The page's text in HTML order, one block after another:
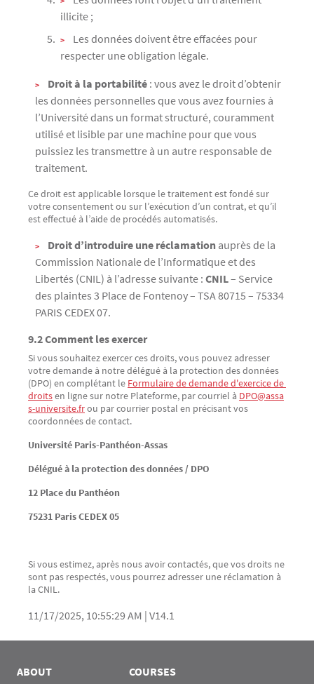
illicite ;
Les données doivent être effacées pour
respecter une obligation légale.
Droit à la portabilité : vous avez le droit d’obtenir
les données personnelles que vous avez fournies à
l’Université dans un format structuré, couramment
utilisé et lisible par une machine pour que vous
puissiez les transmettre à un autre responsable de
traitement.
Ce droit est applicable lorsque le traitement est fondé sur
votre consentement ou sur l’exécution d’un contrat, et qu’il
est effectué à l’aide de procédés automatisés.
Droit d’introduire une réclamation auprès de la
Commission Nationale de l’Informatique et des
Libertés (CNIL) à l’adresse suivante : CNIL– Service
des plaintes 3 Place de Fontenoy – TSA 80715 – 75334
PARIS CEDEX 07.
9.2 Comment les exercer
Si vous souhaitez exercer ces droits, vous pouvez adresser
votre demande à notre délégué à la protection des données
(DPO) en complétant le Formulaire de demande d'exercice de
droitsen ligne sur notre Plateforme, par courriel à DPO@assa
s-universite.frou par courrier postal en précisant vos
coordonnées de contact.
Université Paris-Panthéon-Assas
Délégué à la protection des données / DPO
12 Place du Panthéon
75231 Paris CEDEX 05
Si vous estimez, après nous avoir contactés, que vos droits ne
sont pas respectés, vous pourrez adresser une réclamation à
la CNIL.
11/17/2025, 10:55:29 AM | V14.1
ABOUT COURSES